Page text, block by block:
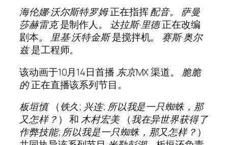
海伦娜·沃尔斯特罗姆正在指挥配音。 萨曼
莎赫雷克是制作人。 达拉斯·里德正在改编
剧本。 里基·沃特金斯是搅拌机。 赛斯·奥尔
兹是工程师。
该动画于10月14日首播 东京MX渠道。 脆脆
的正在直播该系列节目。
板垣慎（铁久; 兴连; 所以我是一只蜘蛛，那
又怎样？ ） 和木村宏美（我在异世界获得了
作弊技能;所以我是一只蜘蛛，那又怎样？ ）